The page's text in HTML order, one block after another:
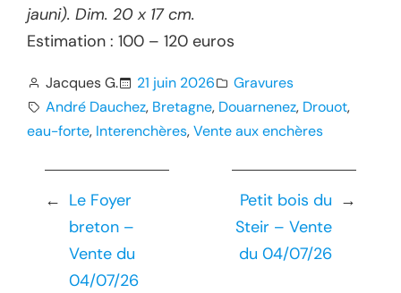
jauni). Dim. 20 x 17 cm.
Estimation : 100 – 120 euros
Jacques G. 21 juin 2026
Gravures
André Dauchez, Bretagne, Douarnenez, Drouot,
eau-forte, Interenchères, Vente aux enchères
← Le Foyer
breton –
Vente du
04/07/26
→
Petit bois du
Steir – Vente
du 04/07/26